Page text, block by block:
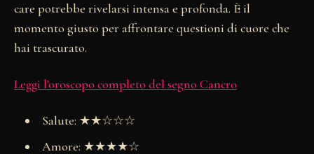
care potrebbe rivelarsi intensa e profonda. È il
momento giusto per affrontare questioni di cuore che
hai trascurato.
Leggi l'oroscopo completo del segno Cancro
Salute: ★★☆☆☆
Amore: ★★★★☆